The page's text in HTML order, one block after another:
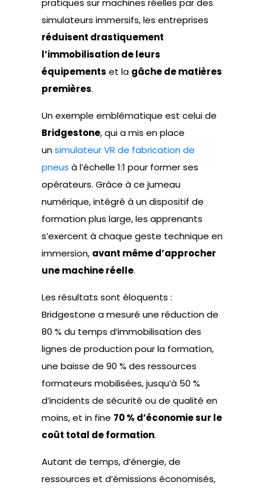
simulateurs immersifs, les entreprises
réduisent drastiquement
l’immobilisation de leurs
équipements et la gâche de matières
premières.
Un exemple emblématique est celui de
Bridgestone, qui a mis en place
unsimulateur VR de fabrication de
pneus à l’échelle 1:1 pour former ses
opérateurs. Grâce à ce jumeau
numérique, intégré à un dispositif de
formation plus large, les apprenants
s’exercent à chaque geste technique en
immersion, avant même d’approcher
une machine réelle.
Les résultats sont éloquents :
Bridgestone a mesuré une réduction de
80 % du temps d’immobilisation des
lignes de production pour la formation,
une baisse de 90 % des ressources
formateurs mobilisées, jusqu’à 50 %
d’incidents de sécurité ou de qualité en
moins, et in fine 70 % d’économie sur le
coût total de formation.
Autant de temps, d’énergie, de
ressources et d’émissions économisés,